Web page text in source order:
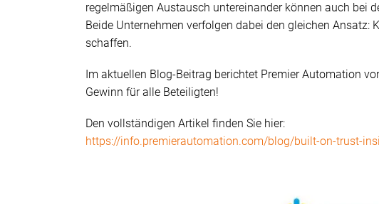
regelmäßigen Austausch untereinander können auch bei
Beide Unternehmen verfolgen dabei den gleichen
schaffen.
Im aktuellen Blog-Beitrag berichtet Premier Automation
Gewinn für alle Beteiligten!
Den vollständigen Artikel finden Sie hier:
https://info.premierautomation.com/blog/built-on-trust-